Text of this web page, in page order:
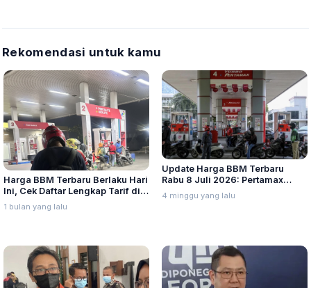
Rekomendasi untuk kamu
Harga BBM Terbaru Berlaku Hari
Ini, Cek Daftar Lengkap Tarif di
Seluruh Indonesia
1 bulan yang lalu
Update Harga BBM Terbaru
Rabu 8 Juli 2026: Pertamax
Turbo, Dexlite, dan Pertamina
Dex Turun
4 minggu yang lalu